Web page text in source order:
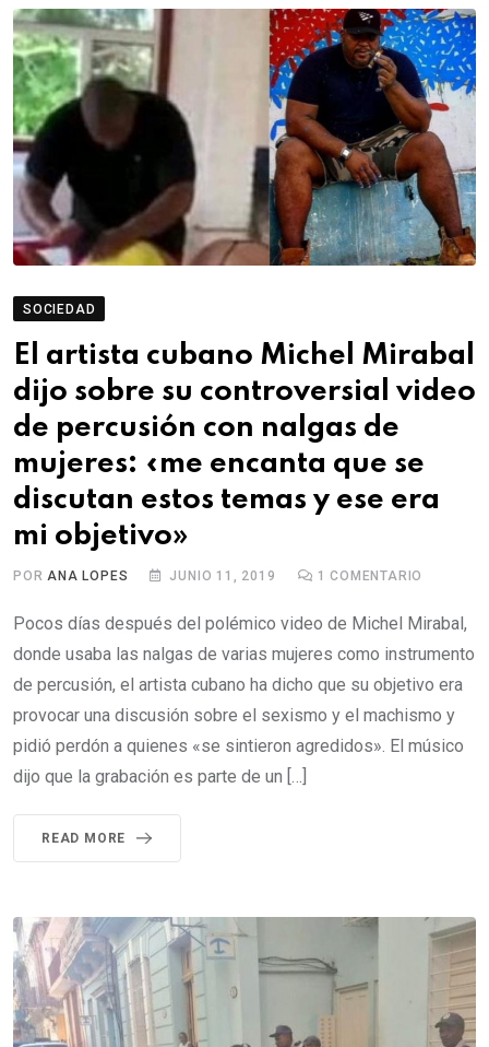
SOCIEDAD
El artista cubano Michel Mirabal
dijo sobre su controversial video
de percusión con nalgas de
mujeres: «me encanta que se
discutan estos temas y ese era
mi objetivo»
PORANA LOPES JUNIO 11, 2019 1 COMENTARIO
Pocos días después del polémico video de Michel Mirabal,
donde usaba las nalgas de varias mujeres como instrumento
de percusión, el artista cubano ha dicho que su objetivo era
provocar una discusión sobre el sexismo y el machismo y
pidió perdón a quienes «se sintieron agredidos». El músico
dijo que la grabación es parte de un […]
READ MORE